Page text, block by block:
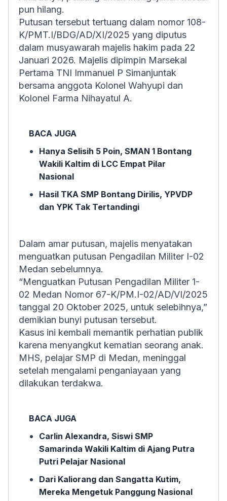
pun hilang.
Putusan tersebut tertuang dalam nomor 108-
K/PMT.I/BDG/AD/XI/2025 yang diputus
dalam musyawarah majelis hakim pada 22
Januari 2026. Majelis dipimpin Marsekal
Pertama TNI Immanuel P Simanjuntak
bersama anggota Kolonel Wahyupi dan
Kolonel Farma Nihayatul A.
BACA JUGA
Hanya Selisih 5 Poin, SMAN 1 Bontang
Wakili Kaltim di LCC Empat Pilar
Nasional
Hasil TKA SMP Bontang Dirilis, YPVDP
dan YPK Tak Tertandingi
Dalam amar putusan, majelis menyatakan
menguatkan putusan Pengadilan Militer I-02
Medan sebelumnya.
“Menguatkan Putusan Pengadilan Militer 1-
02 Medan Nomor 67-K/PM.I-02/AD/VI/2025
tanggal 20 Oktober 2025, untuk selebihnya,”
demikian bunyi putusan tersebut.
Kasus ini kembali memantik perhatian publik
karena menyangkut kematian seorang anak.
MHS, pelajar SMP di Medan, meninggal
setelah mengalami penganiayaan yang
dilakukan terdakwa.
BACA JUGA
Carlin Alexandra, Siswi SMP
Samarinda Wakili Kaltim di Ajang Putra
Putri Pelajar Nasional
Dari Kaliorang dan Sangatta Kutim,
Mereka Mengetuk Panggung Nasional